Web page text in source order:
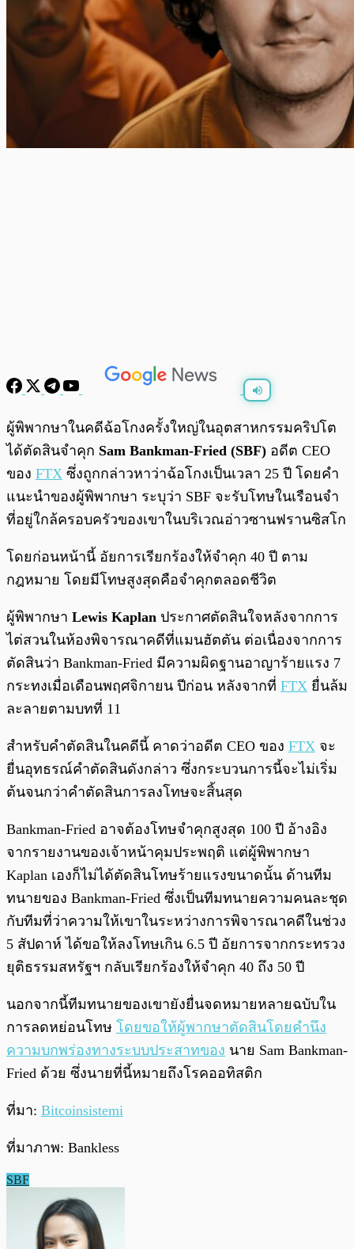
พร้อมเล่น 0:00
ผู้พิพากษาในคดีฉ้อโกงครั้งใหญ่ในอุตสาหกรรมคริปโต
ได้ตัดสินจำคุก Sam Bankman-Fried (SBF) อดีต CEO
ของ FTX ซึ่งถูกกล่าวหาว่าฉ้อโกงเป็นเวลา 25 ปี โดยคำ
แนะนำของผู้พิพากษา ระบุว่า SBF จะรับโทษในเรือนจำ
ที่อยู่ใกล้ครอบครัวของเขาในบริเวณอ่าวซานฟรานซิสโก
โดยก่อนหน้านี้ อัยการเรียกร้องให้จำคุก 40 ปี ตาม
กฎหมาย โดยมีโทษสูงสุดคือจำคุกตลอดชีวิต
ผู้พิพากษา Lewis Kaplan ประกาศตัดสินใจหลังจากการ
ไต่สวนในห้องพิจารณาคดีที่แมนฮัตตัน ต่อเนื่องจากการ
ตัดสินว่า Bankman-Fried มีความผิดฐานอาญาร้ายแรง 7
กระทงเมื่อเดือนพฤศจิกายน ปีก่อน หลังจากที่ FTX ยื่นล้ม
ละลายตามบทที่ 11
สำหรับคำตัดสินในคดีนี้ คาดว่าอดีต CEO ของ FTX จะ
ยื่นอุทธรณ์คำตัดสินดังกล่าว ซึ่งกระบวนการนี้จะไม่เริ่ม
ต้นจนกว่าคำตัดสินการลงโทษจะสิ้นสุด
Bankman-Fried อาจต้องโทษจำคุกสูงสุด 100 ปี อ้างอิง
จากรายงานของเจ้าหน้าคุมประพฤติ แต่ผู้พิพากษา
Kaplan เองก็ไม่ได้ตัดสินโทษร้ายแรงขนาดนั้น ด้านทีม
ทนายของ Bankman-Fried ซึ่งเป็นทีมทนายความคนละชุด
กับทีมที่ว่าความให้เขาในระหว่างการพิจารณาคดีในช่วง
5 สัปดาห์ ได้ขอให้ลงโทษเกิน 6.5 ปี อัยการจากกระทรวง
ยุติธรรมสหรัฐฯ กลับเรียกร้องให้จำคุก 40 ถึง 50 ปี
นอกจากนี้ทีมทนายของเขายังยื่นจดหมายหลายฉบับใน
การลดหย่อนโทษ โดยขอให้ผู้พากษาตัดสินโดยคำนึง
ความบกพร่องทางระบบประสาทของ นาย Sam Bankman-
Fried ด้วย ซึ่งนายที่นี้หมายถึงโรคออทิสติก
ที่มา: Bitcoinsistemi
ที่มาภาพ: Bankless
SBF